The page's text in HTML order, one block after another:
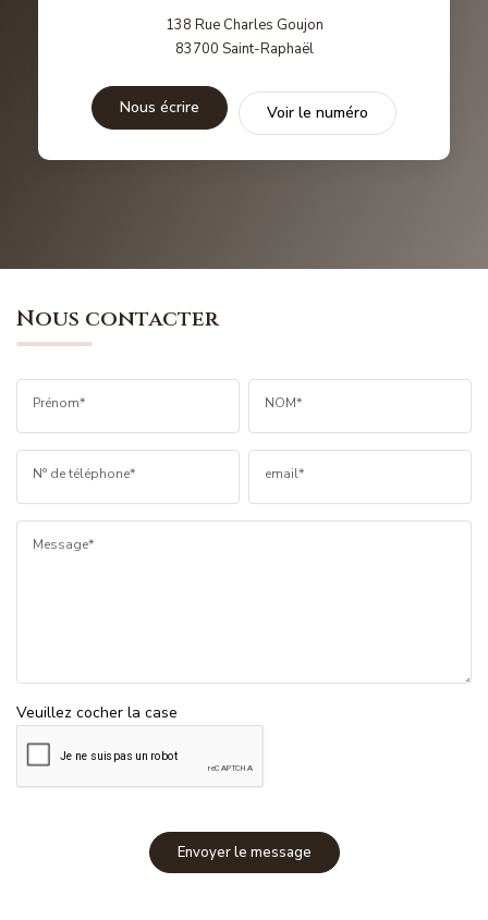
138 Rue Charles Goujon
83700 Saint-Raphaël
Nous écrire Voir le numéro
Nous contacter
Prénom* NOM*
N° de téléphone* email*
Message*
Veuillez cocher la case
Envoyer le message